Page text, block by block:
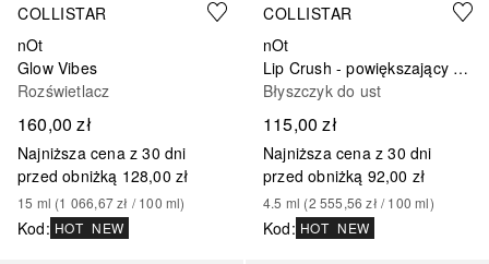
COLLISTAR
nOt
Glow Vibes
Rozświetlacz
160,00 zł
Najniższa cena z 30 dni
przed obniżką 128,00 zł
15 ml (1 066,67 zł / 100 ml)
Kod: HOT NEW
COLLISTAR
nOt
Lip Crush - powiększający usta
Błyszczyk do ust
115,00 zł
Najniższa cena z 30 dni
przed obniżką 92,00 zł
4.5 ml (2 555,56 zł / 100 ml)
Kod: HOT NEW